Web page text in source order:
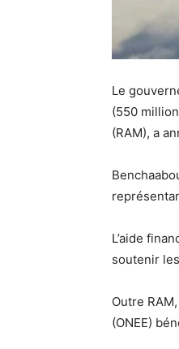
Le
(550
(RAM), a
L’aide
soutenir
Outre
(ONEE)